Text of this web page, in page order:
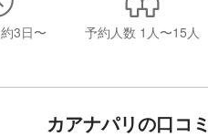
約3日〜 予約人数 1人〜15人
カアナパリの口コミ